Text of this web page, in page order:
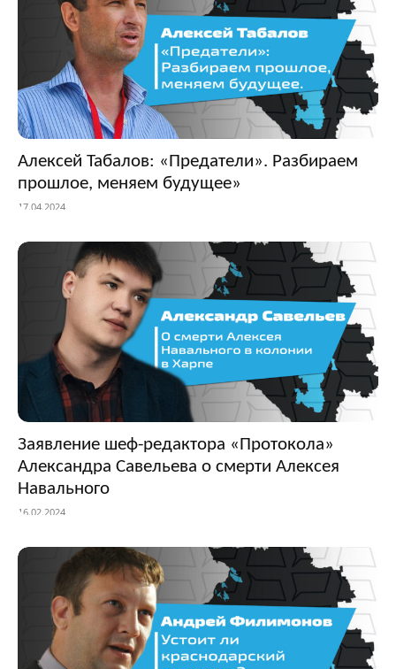
Алексей Табалов: «Предатели». Разбираем
прошлое, меняем будущее»
17.04.2024
Заявление шеф-редактора «Протокола»
Александра Савельева о смерти Алексея
Навального
16.02.2024